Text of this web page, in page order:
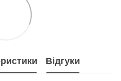
Відгуки